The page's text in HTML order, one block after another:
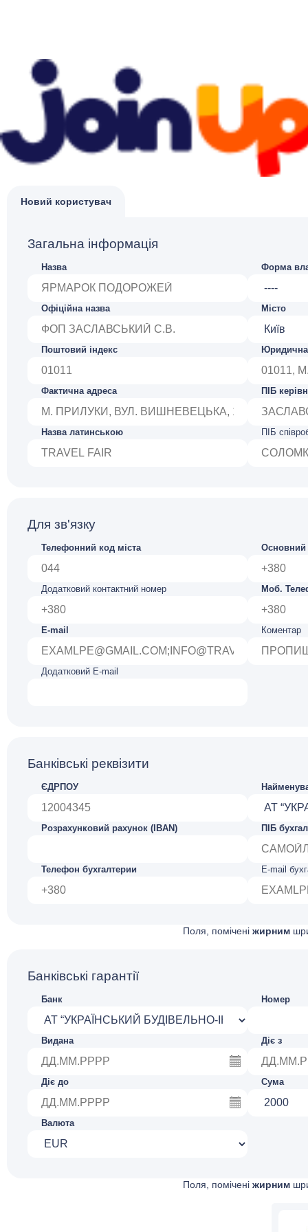
Новий користувач
Загальна інформація
Назва Форма
Офіційна назва Місто
Поштовий індекс
Фактична адреса ПІБ
Назва латинською ПІБ
Для зв'язку
Телефонний код міста Основний
Додатковий контактний номер Моб.
E-mail Коментар
Додатковий E-mail
Банківські реквізити
ЄДРПОУ
Розрахунковий рахунок (IBAN) ПІБ
Телефон бухгалтерии E-mail
Поля, помічені жирним
Банківські гарантії
Банк Номер
Видана Діє з
Діє до Сума
Валюта
Поля, помічені жирним